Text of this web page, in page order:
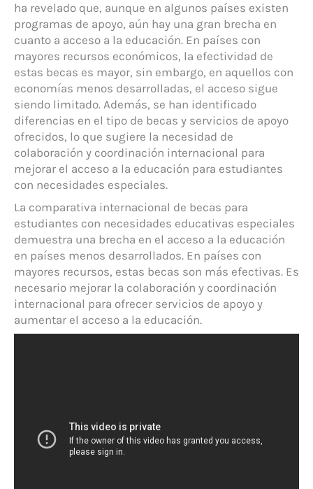
ha revelado que, aunque en algunos países existen
programas de apoyo, aún hay una gran brecha en
cuanto a acceso a la educación. En países con
mayores recursos económicos, la efectividad de
estas becas es mayor, sin embargo, en aquellos con
economías menos desarrolladas, el acceso sigue
siendo limitado. Además, se han identificado
diferencias en el tipo de becas y servicios de apoyo
ofrecidos, lo que sugiere la necesidad de
colaboración y coordinación internacional para
mejorar el acceso a la educación para estudiantes
con necesidades especiales.
La comparativa internacional de becas para
estudiantes con necesidades educativas especiales
demuestra una brecha en el acceso a la educación
en países menos desarrollados. En países con
mayores recursos, estas becas son más efectivas. Es
necesario mejorar la colaboración y coordinación
internacional para ofrecer servicios de apoyo y
aumentar el acceso a la educación.